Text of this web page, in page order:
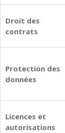
Droit des
contrats
Protection des
données
Licences et
autorisations